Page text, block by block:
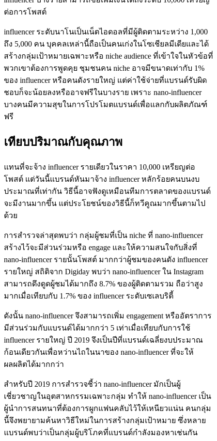
ต่อการโพสต์
influencer ระดับนาโนเป็นเน็ตไอดอลที่มีผู้ติดตามระหว่าง 1,000
ถึง 5,000 คน บุคคลเหล่านี้ถือเป็นคนเก่งในโซเชียลมีเดียและได้
สร้างกลุ่มเป้าหมายเฉพาะหรือ niche audience ที่เข้าใจในหัวข้อที่
พวกเขาต้องการพูดคุย ชุมชนคน niche อาจมีขนาดเท่ากับ 1%
ของ influencer หรือคนดังรายใหญ่ แต่ค่าใช้จ่ายที่แบรนด์รับผิด
ชอบก็จะน้อยลงหรืออาจฟรีในบางราย เพราะ nano-influencer
บางคนมีความสุขในการโปรโมตแบรนด์เพื่อแลกกับผลิตภัณฑ์
ฟรี
เทียบปริมาณกับคุณภาพ
แทนที่จะจ้าง influencer รายเดียวในราคา 10,000 เหรียญต่อ
โพสต์ แต่วันนี้แบรนด์หันมาจ้าง influencer หลักร้อยคนบนงบ
ประมาณที่เท่ากัน วิธีนี้อาจฟังดูเหมือนทีมการตลาดของแบรนด์
จะมีงานมากขึ้น แต่ประโยชน์ของวิธีนี้ก็ทวีคูณมากขึ้นตามไป
ด้วย
การสำรวจล่าสุดพบว่า กลุ่มผู้ชมที่เป็น niche ที่ nano-influencer
สร้างไว้จะมีส่วนร่วมหรือ engage และให้ความสนใจกับสิ่งที่
nano-influencer รายนั้นโพสต์ มากกว่าผู้ชมของคนดัง influencer
รายใหญ่ สถิติจาก Digiday พบว่า nano-influencer ใน Instagram
สามารถดึงดูดผู้ชมได้มากถึง 8.7% ของผู้ติดตามรวม ถือว่าสูง
มากเมื่อเทียบกับ 1.7% ของ influencer ระดับเซเลบริตี้
ดังนั้น nano-influencer จึงสามารถเพิ่ม engagement หรืออัตราการ
มีส่วนร่วมกับแบรนด์ได้มากกว่า 5 เท่าเมื่อเทียบกับการใช้
influencer รายใหญ่ ปี 2019 จึงเป็นปีที่แบรนด์เฉลี่ยงบประมาณ
ก้อนเดียวกันเพื่อหว่านไถในนาของ nano-influencer ที่จะให้
ผลผลิตได้มากกว่า
สำหรับปี 2019 การสำรวจชี้ว่า nano-influencer มักเป็นผู้
เชี่ยวชาญในอุตสาหกรรมเฉพาะกลุ่ม ทำให้ nano-influencer เป็น
ผู้นำการสนทนาที่ต้องการผูกแฟนคลับไว้ให้เหนียวแน่น คนกลุ่ม
นี้จึงพยายามค้นหาวิธีใหม่ในการสร้างกลุ่มเป้าหมาย ซึ่งหลาย
แบรนด์พบว่าเป็นกลุ่มผู้บริโภคที่แบรนด์กำลังมองหาเช่นกัน